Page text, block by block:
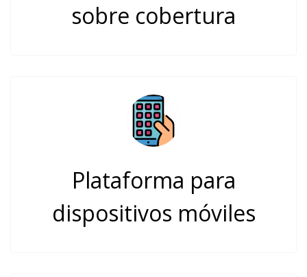
sobre cobertura
Plataforma para
dispositivos móviles